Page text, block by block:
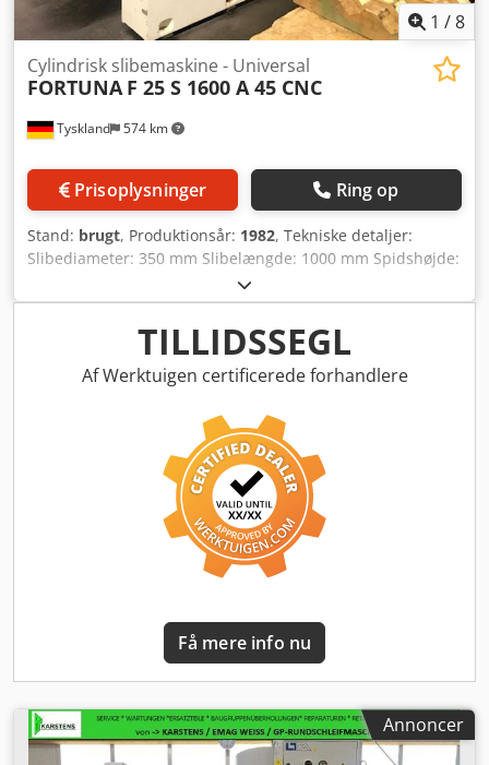
1 /8
Tyskland 574 km
Cylindrisk slibemaskine - Universal
FORTUNA F 25 S 1600 A 45 CNC
Prisoplysninger Ring op
Stand: brugt, Produktionsår: 1982, Tekniske detaljer:
Slibediameter: 350 mm Slibelængde: 1000 mm Spidshøjde:
225 mm Maks. slibelængde: 1600 mm Spidsafstand: 1540
mm Spindelboring: 38 mm Maks. drejevinkel: 90°
Maskinvægt ca.: 6,0 t Maskinens dimensioner (LxBxH): ca.
4,4 x 2,45 x 2,3 m Crsdpfxow Rktze Aa Ujf Maskine med
CNC-pakke og DFU-tilslutning Flerområdemålehoved til
fejl Finibalanz afbalanceringsanordning
TILLIDSSEGL
Af Werktuigen certificerede forhandlere
Få mere info nu
Annoncer